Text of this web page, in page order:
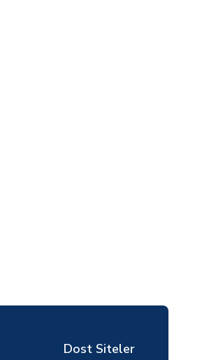
Dost Siteler